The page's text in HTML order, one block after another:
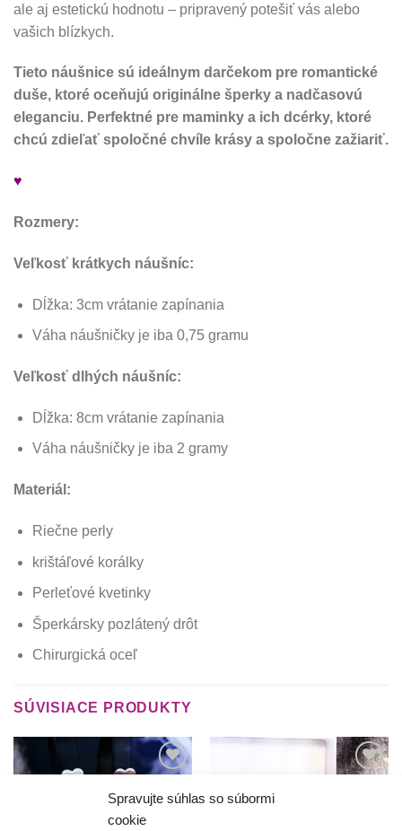
Spravujte súhlas so súbormi
cookie
ale aj estetickú hodnotu – pripravený potešiť vás alebo
vašich blízkych.
Tieto náušnice sú ideálnym darčekom pre romantické
duše, ktoré oceňujú originálne šperky a nadčasovú
eleganciu. Perfektné pre maminky a ich dcérky, ktoré
chcú zdieľať spoločné chvíle krásy a spoločne zažiariť.
♥
Rozmery:
Veľkosť krátkych náušníc:
Dĺžka: 3cm vrátanie zapínania
Váha náušničky je iba 0,75 gramu
Veľkosť dlhých náušníc:
Dĺžka: 8cm vrátanie zapínania
Váha náušničky je iba 2 gramy
Materiál:
Riečne perly
krištáľové korálky
Perleťové kvetinky
Šperkársky pozlátený drôt
Chirurgická oceľ
SÚVISIACE PRODUKTY
krasotinku
si prosím